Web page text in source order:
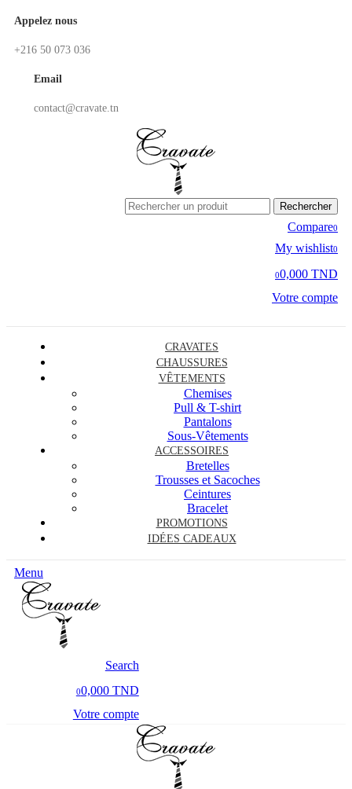
Appelez nous
+216 50 073 036
Email
contact@cravate.tn
Rechercher
Compare0
My wishlist0
00,000 TND
Votre compte
CRAVATES
CHAUSSURES
VÊTEMENTS
Chemises
Pull & T-shirt
Pantalons
Sous-Vêtements
ACCESSOIRES
Bretelles
Trousses et Sacoches
Ceintures
Bracelet
PROMOTIONS
IDÉES CADEAUX
Menu
Search
00,000 TND
Votre compte